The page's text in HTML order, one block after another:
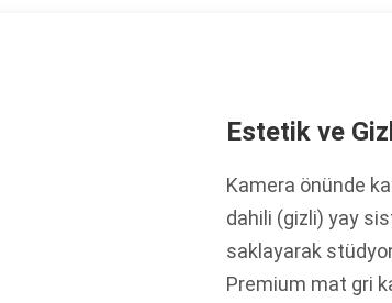
Estetik ve
Kamera önünde
dahili (gizli) yay
saklayarak
Premium mat gri